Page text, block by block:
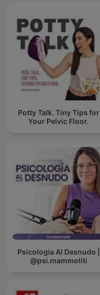
Potty Talk. Tiny Tips for
Your Pelvic Floor.
Psicologia Al Desnudo |
@psi.mammoliti